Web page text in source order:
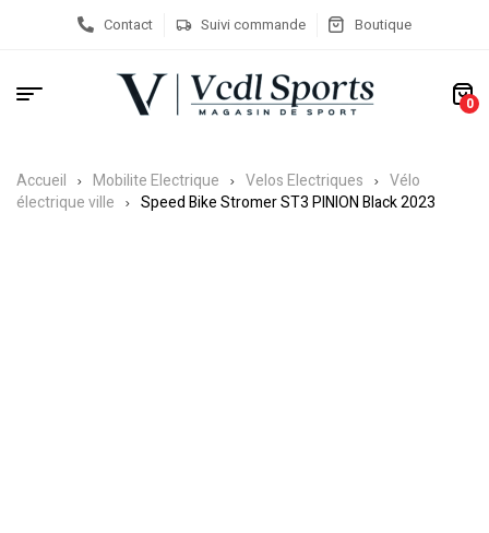
Contact Suivi commande Boutique
0
Accueil Mobilite Electrique Velos Electriques
Vélo
électrique ville
Speed Bike Stromer ST3 PINION Black 2023